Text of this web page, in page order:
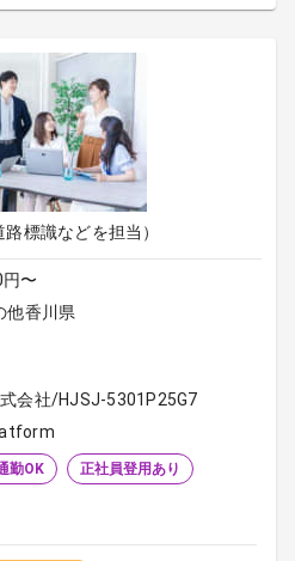
標識などを担当）
〜
他香川県
会社/HJSJ-5301P25G7
勤OK 正社員登用あり